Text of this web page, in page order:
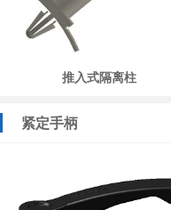
推入式隔离柱
紧定手柄